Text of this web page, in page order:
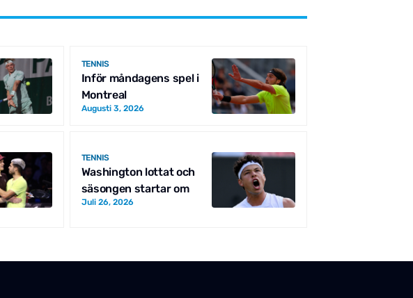
TENNIS
Inför måndagens spel i
Montreal
Augusti 3, 2026
TENNIS
Washington lottat och
säsongen startar om
Juli 26, 2026